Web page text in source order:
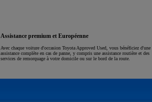
Assistance premium et Européenne
Avec chaque voiture d'occasion Toyota Approved Used, vous bénéficiez d'une
assistance complète en cas de panne, y compris une assistance routière et des
services de remorquage à votre domicile ou sur le bord de la route.